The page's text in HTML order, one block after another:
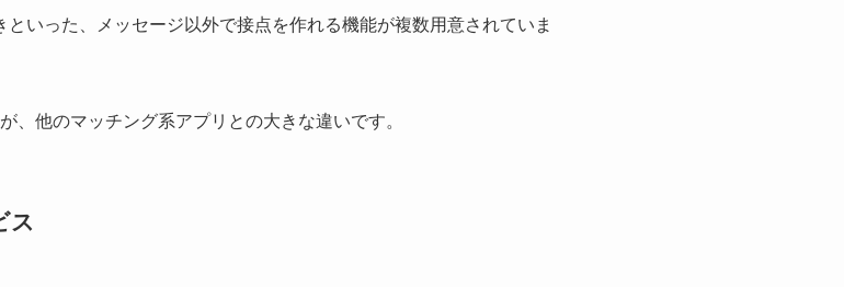
いった、メッセージ以外で接点を作れる機能が複数用意されていま
、他のマッチング系アプリとの大きな違いです。
ス